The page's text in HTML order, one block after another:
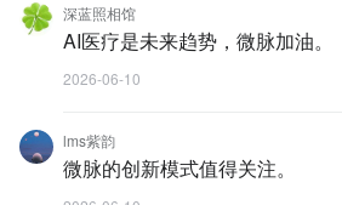
深蓝照相馆
AI医疗是未来趋势，微脉加油。
2026-06-10
lms紫韵
微脉的创新模式值得关注。